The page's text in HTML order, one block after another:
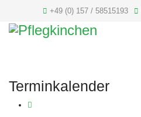
+49 (0) 157 / 58515193
Terminkalender